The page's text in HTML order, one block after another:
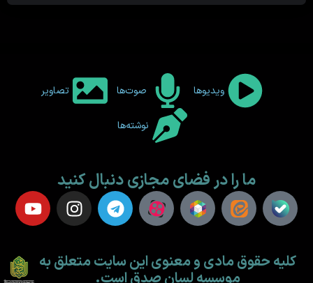
ویدیوها صوت‌ها تصاویر
نوشته‌ها
ما را در فضای مجازی دنبال کنید
کلیه حقوق مادی و معنوی این سایت متعلق به